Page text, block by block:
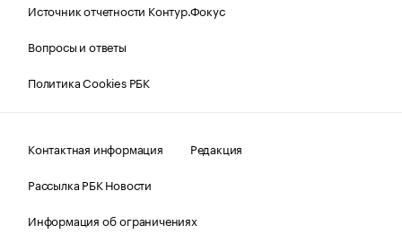
Источник отчетности Контур.Фокус
Вопросы и ответы
Политика Cookies РБК
Контактная информация
Редакция
Рассылка РБК Новости
Информация об ограничениях